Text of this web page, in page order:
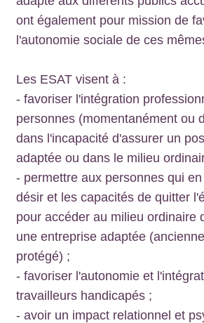
ont également pour mission de
l'autonomie sociale de ces
Les ESAT visent à :
- favoriser l'intégration
personnes (momentanément ou
dans l'incapacité d'assurer un
adaptée ou dans le milieu
- permettre aux personnes qui
désir et les capacités de quitter
pour accéder au milieu ordinaire
une entreprise adaptée
protégé) ;
- favoriser l'autonomie et
travailleurs handicapés ;
- avoir un impact relationnel et